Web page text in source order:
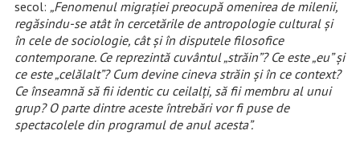
secol: „Fenomenul migraţiei preocupă omenirea de milenii,
regăsindu-se atât în cercetările de antropologie cultural şi
în cele de sociologie, cât şi în disputele filosofice
contemporane. Ce reprezintă cuvântul „străin”? Ce este „eu” şi
ce este „celălalt”? Cum devine cineva străin şi în ce context?
Ce înseamnă să fii identic cu ceilalţi, să fii membru al unui
grup? O parte dintre aceste întrebări vor fi puse de
spectacolele din programul de anul acesta”.